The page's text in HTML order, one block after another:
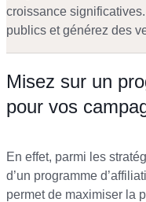
croissance
publics et générez des
Misez sur un
pour vos
En effet, parmi les
d’un programme
permet de maximiser la